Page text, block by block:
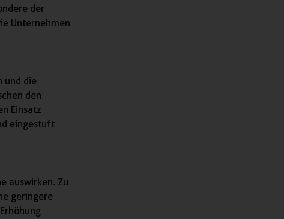
der
Unternehmen
und die
den
Einsatz
eingestuft
auswirken. Zu
geringere